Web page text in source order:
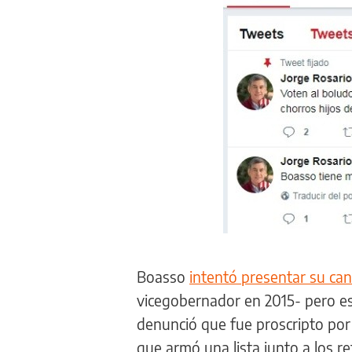
Boasso intentó presentar su
vicegobernador en 2015- pero
denunció que fue proscripto por
que armó una lista junto a los